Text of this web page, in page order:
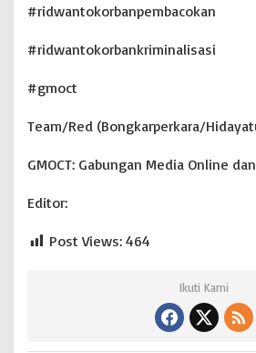
#ridwantokorbanpembacokan
#ridwantokorbankriminalisasi
#gmoct
Team/Red (Bongkarperkara/
GMOCT: Gabungan Media Online
Editor:
Post Views: 464
Ikuti Kami